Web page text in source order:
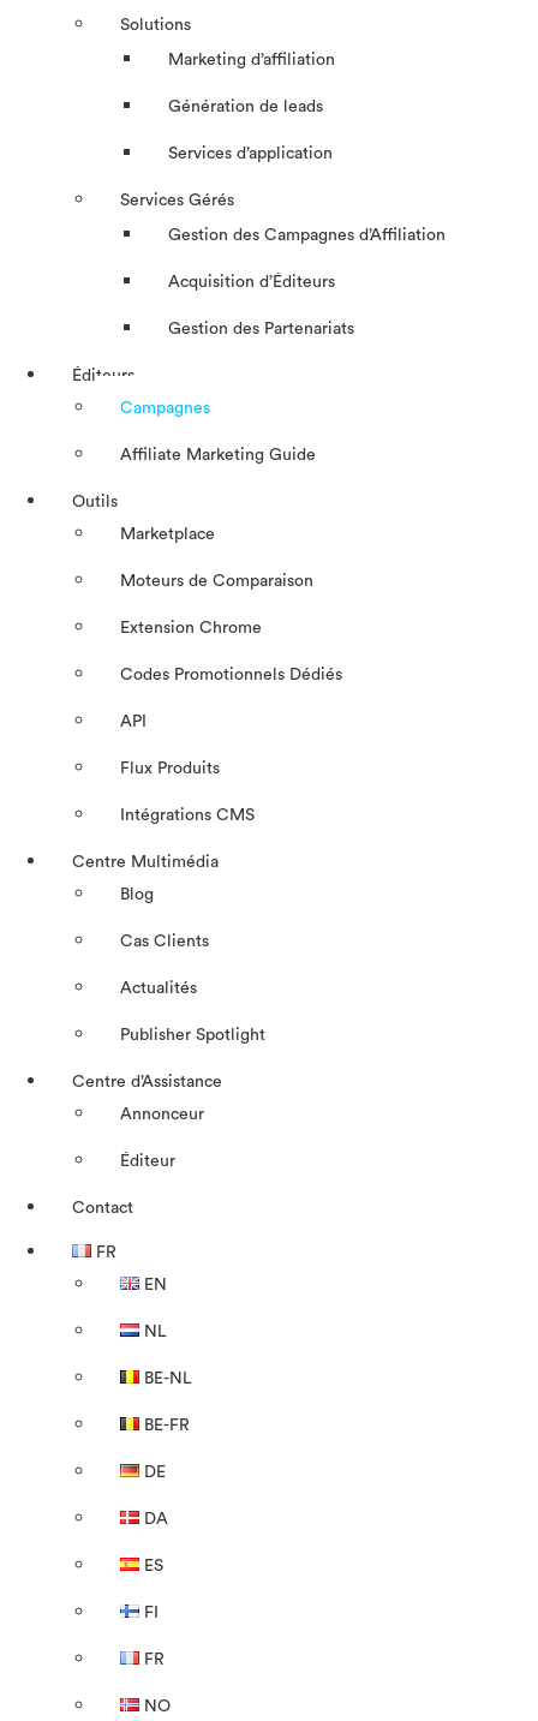
Solutions
Marketing d’affiliation
Génération de leads
Services d’application
Services Gérés
Gestion des Campagnes d’Affiliation​
Acquisition d’Éditeurs
Gestion des Partenariats
Éditeurs
Campagnes
Affiliate Marketing Guide
Outils
Marketplace
Moteurs de Comparaison
Extension Chrome
Codes Promotionnels Dédiés
API
Flux Produits
Intégrations CMS
Centre Multimédia
Blog
Cas Clients
Actualités
Publisher Spotlight
Centre d’Assistance
Annonceur
Éditeur
Contact
FR
EN
NL
BE-NL
BE-FR
DE
DA
ES
FI
FR
NO